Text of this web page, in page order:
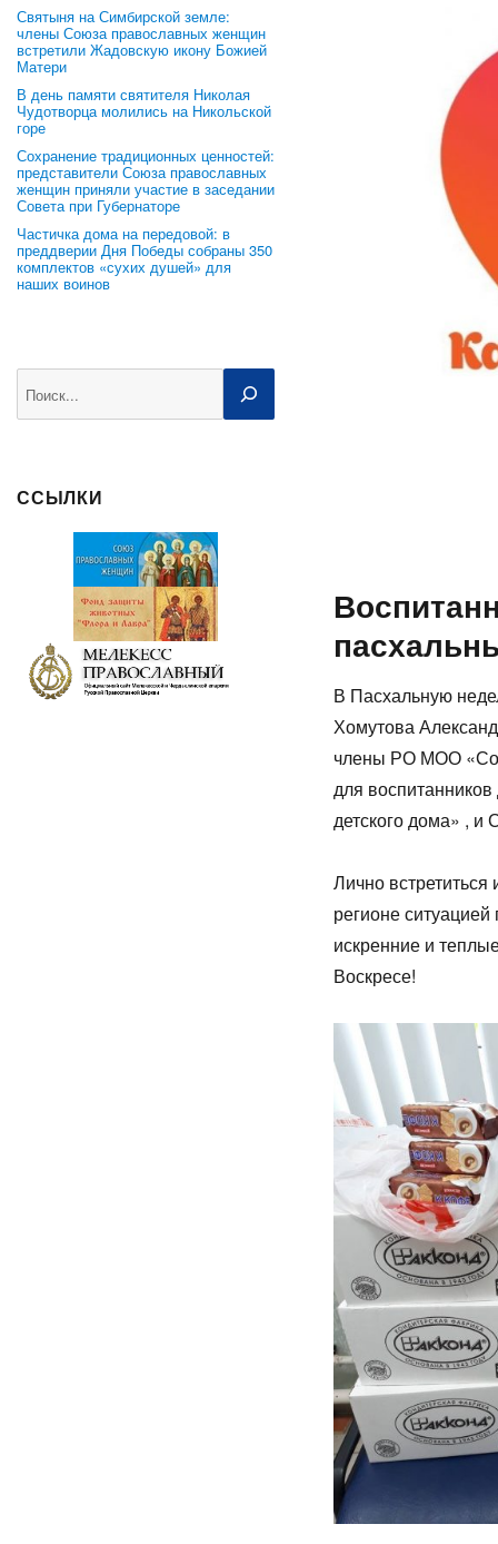
Святыня на Симбирской земле:
члены Союза православных женщин
встретили Жадовскую икону Божией
Матери
В день памяти святителя Николая
Чудотворца молились на Никольской
горе
Сохранение традиционных ценностей:
представители Союза православных
женщин приняли участие в заседании
Совета при Губернаторе
Частичка дома на передовой: в
преддверии Дня Победы собраны 350
комплектов «сухих душей» для
наших воинов
ССЫЛКИ
В Пасхальную
Хомутова
члены РО МОО
для
детского дома» ,
Лично
регионе
искренние и
Воскресе!